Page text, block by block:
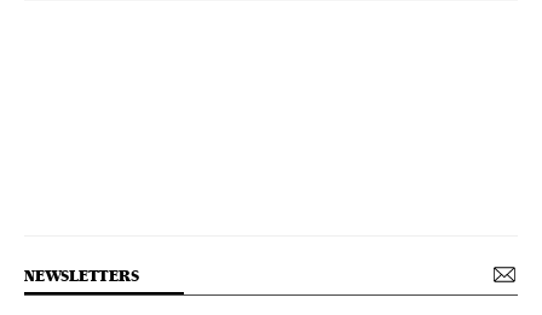
NEWSLETTERS